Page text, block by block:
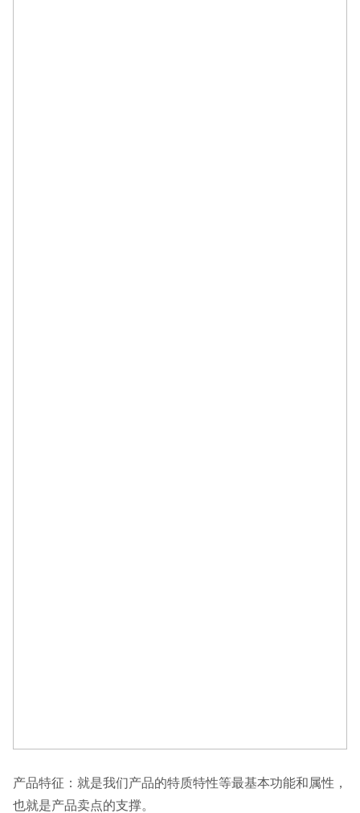
产品特征：就是我们产品的特质特性等最基本功能和属性，
也就是产品卖点的支撑。